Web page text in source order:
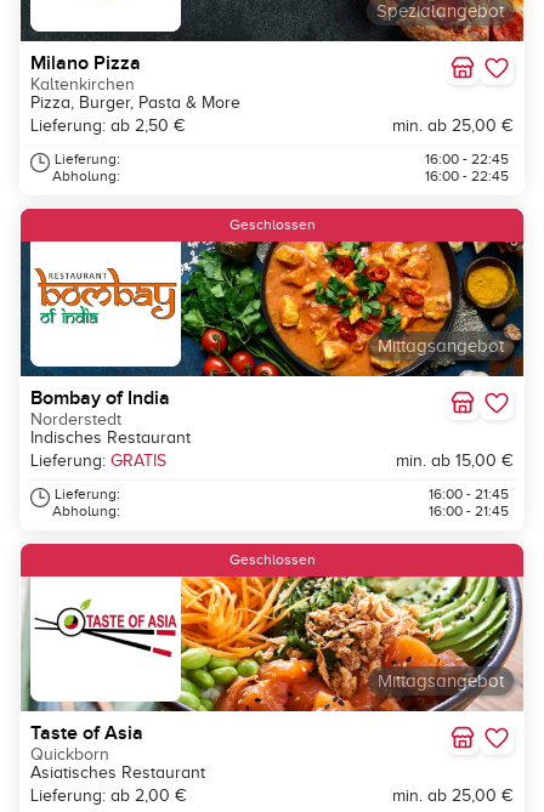
Spezialangebot
Milano Pizza
Kaltenkirchen
Pizza, Burger, Pasta & More
Lieferung: ab 2,50 €
min. ab 25,00 €
Lieferung:
Abholung:
16:00 - 22:45
16:00 - 22:45
Mittagsangebot
Geschlossen
Bombay of India
Norderstedt
Indisches Restaurant
Lieferung: GRATIS min. ab 15,00 €
Lieferung:
Abholung:
16:00 - 21:45
16:00 - 21:45
Mittagsangebot
Geschlossen
Taste of Asia
Quickborn
Asiatisches Restaurant
Lieferung: ab 2,00 €
min. ab 25,00 €